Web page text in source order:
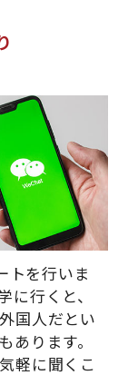
を行いま
行くと、
国人だとい
ります。
軽に聞くこ